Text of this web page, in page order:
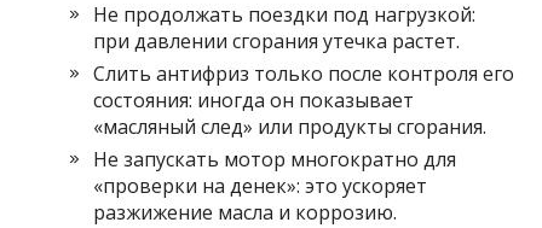
Не продолжать поездки под нагрузкой:
при давлении сгорания утечка растет.
Слить антифриз только после контроля его
состояния: иногда он показывает
«масляный след» или продукты сгорания.
Не запускать мотор многократно для
«проверки на денек»: это ускоряет
разжижение масла и коррозию.